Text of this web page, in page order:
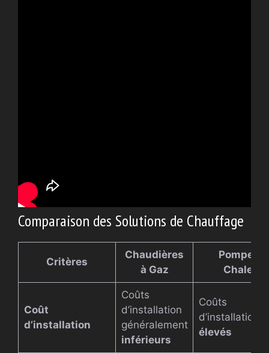
Comparaison des Solutions de Chauffage
Critères
Chaudières
à Gaz
Pompes à
Chaleur
Coût
d’installation
Coûts
d’installation
généralement
inférieurs
Coûts
d’installation
élevés